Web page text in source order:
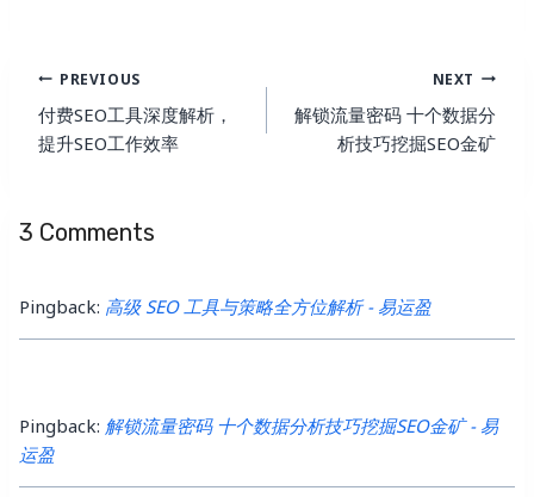
Post
Navigation
PREVIOUS
付费SEO工具深度解析，
提升SEO工作效率
NEXT
解锁流量密码 十个数据分
析技巧挖掘SEO金矿
3 Comments
Pingback: 高级 SEO 工具与策略全方位解析 - 易运盈
Pingback: 解锁流量密码 十个数据分析技巧挖掘SEO金矿 - 易
运盈